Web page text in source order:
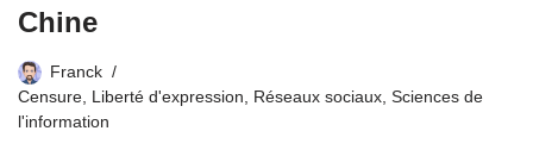
Chine
Franck
Censure Liberté d'expression Réseaux sociaux Sciences de
l'information